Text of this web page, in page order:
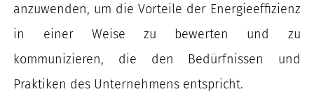
anzuwenden, um die Vorteile der Energieeffizienz
in einer Weise zu bewerten und zu
kommunizieren, die den Bedürfnissen und
Praktiken des Unternehmens entspricht.